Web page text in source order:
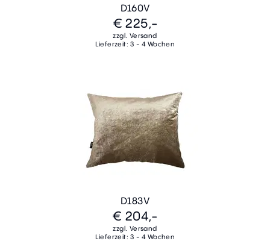
D160V
€ 225,-
zzgl. Versand
Lieferzeit: 3 - 4 Wochen
D183V
€ 204,-
zzgl. Versand
Lieferzeit: 3 - 4 Wochen